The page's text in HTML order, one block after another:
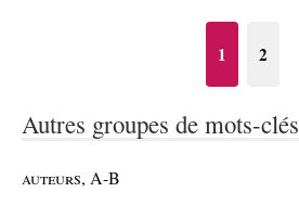
1 2
Autres groupes de mots-clés
auteurs, A-B